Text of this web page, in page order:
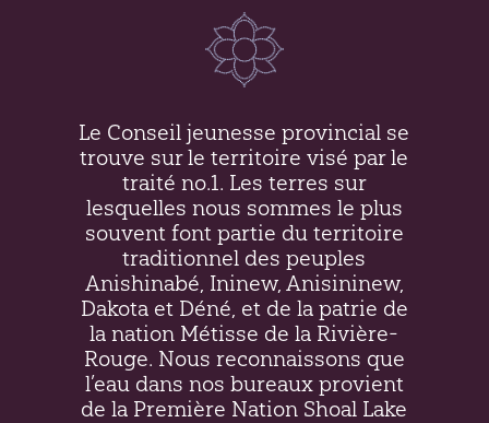
Le Conseil jeunesse provincial se
trouve sur le territoire visé par le
traité no.1. Les terres sur
lesquelles nous sommes le plus
souvent font partie du territoire
traditionnel des peuples
Anishinabé, Ininew, Anisininew,
Dakota et Déné, et de la patrie de
la nation Métisse de la Rivière-
Rouge. Nous reconnaissons que
l’eau dans nos bureaux provient
de la Première Nation Shoal Lake